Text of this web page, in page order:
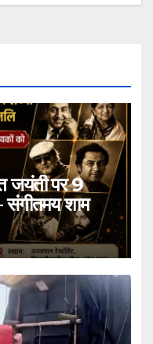
जयंती पर 9
शाम